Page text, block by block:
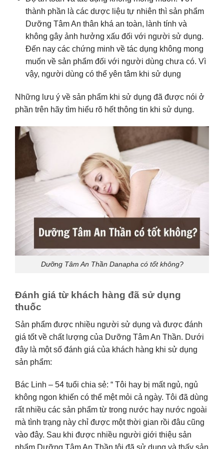
thành phần là các dược liệu tự nhiên thì sản phẩm
Dưỡng Tâm An thân khá an toàn, lành tính và
không gây ảnh hưởng xấu đối với người sử dụng.
Đến nay các chứng minh về tác dụng không mong
muốn về sản phẩm đối với người dùng chưa có. Vì
vậy, người dùng có thể yên tâm khi sử dụng
Những lưu ý về sản phẩm khi sử dụng đã được nói ở
phần trên hãy tìm hiểu rõ hết thông tin khi sử dụng.
Dưỡng Tâm An Thần Danapha có tốt không?
Đánh giá từ khách hàng đã sử dụng
thuốc
Sản phẩm được nhiều người sử dụng và được đánh
giá tốt về chất lượng của Dưỡng Tâm An Thần. Dưới
đây là một số đánh giá của khách hàng khi sử dụng
sản phẩm:
Bác Linh – 54 tuổi chia sẻ: “ Tôi hay bị mất ngủ, ngủ
không ngon khiến có thể mệt mỏi cả ngày. Tôi đã dùng
rất nhiều các sản phẩm từ trong nước hay nước ngoài
mà tình trạng này chỉ được một thời gian rồi đâu cũng
vào đây. Sau khi được nhiều người giới thiệu sản